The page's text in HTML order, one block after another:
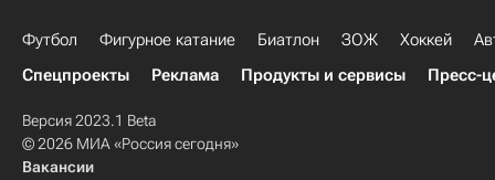
Футбол Фигурное катание Биатлон ЗОЖ Хоккей
Спецпроекты
Реклама Продукты и сервисы Пресс-
Версия 2023.1 Beta
© 2026 МИА «Россия сегодня»
Вакансии